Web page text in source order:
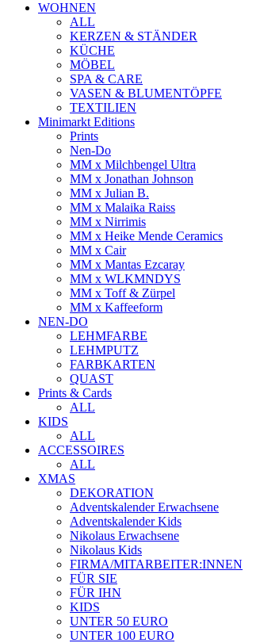
WOHNEN
ALL
KERZEN & STÄNDER
KÜCHE
MÖBEL
SPA & CARE
VASEN & BLUMENTÖPFE
TEXTILIEN
Minimarkt Editions
Prints
Nen-Do
MM x Milchbengel Ultra
MM x Jonathan Johnson
MM x Julian B.
MM x Malaika Raiss
MM x Nirrimis
MM x Heike Mende Ceramics
MM x Cair
MM x Mantas Ezcaray
MM x WLKMNDYS
MM x Toff & Zürpel
MM x Kaffeeform
NEN-DO
LEHMFARBE
LEHMPUTZ
FARBKARTEN
QUAST
Prints & Cards
ALL
KIDS
ALL
ACCESSOIRES
ALL
XMAS
DEKORATION
Adventskalender Erwachsene
Adventskalender Kids
Nikolaus Erwachsene
Nikolaus Kids
FIRMA/MITARBEITER:INNEN
FÜR SIE
FÜR IHN
KIDS
UNTER 50 EURO
UNTER 100 EURO